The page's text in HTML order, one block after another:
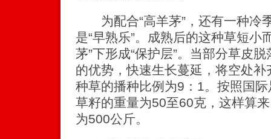
为配合“高羊茅”，还有一种冷
是“早熟乐”。成熟后的这种草短小
茅”下形成“保护层”。当部分草皮
的优势，快速生长蔓延，将空处补
种草的播种比例为9：1。按照国
草籽的重量为50至60克，这样算
为500公斤。